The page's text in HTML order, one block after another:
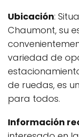
Ubicación:
Chaumont, su
variedad de
de ruedas, es
para todos.
Información